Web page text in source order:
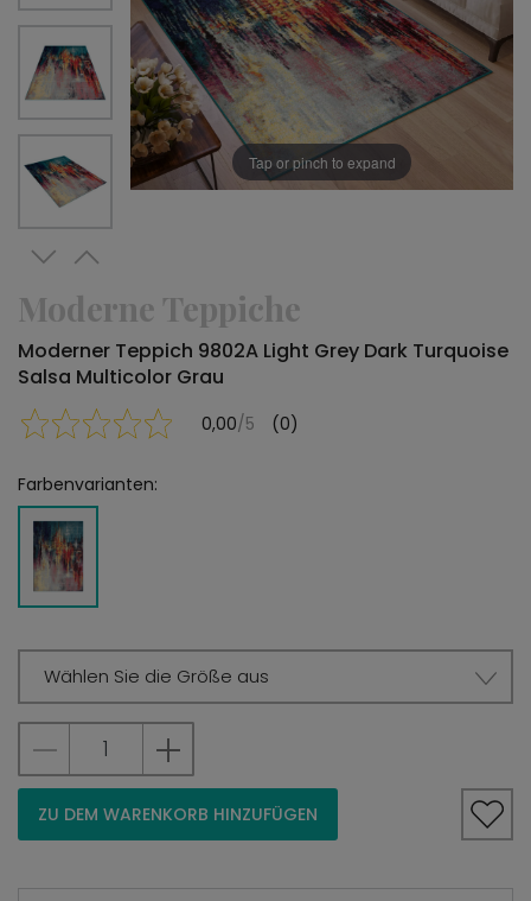
Tap or pinch to expand
Moderne Teppiche
Moderner Teppich 9802A Light Grey Dark Turquoise
Salsa Multicolor Grau
0,00/5 (0)
Farbenvarianten:
Wählen Sie die Größe aus
ZU DEM WARENKORB HINZUFÜGEN